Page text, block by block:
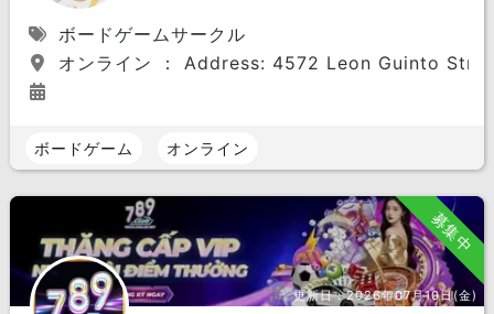
ボードゲームサークル
オンライン ： Address: 4572 Leon Guinto
ボードゲーム オンライン
募集中
更新日：2026年07月10日(金)